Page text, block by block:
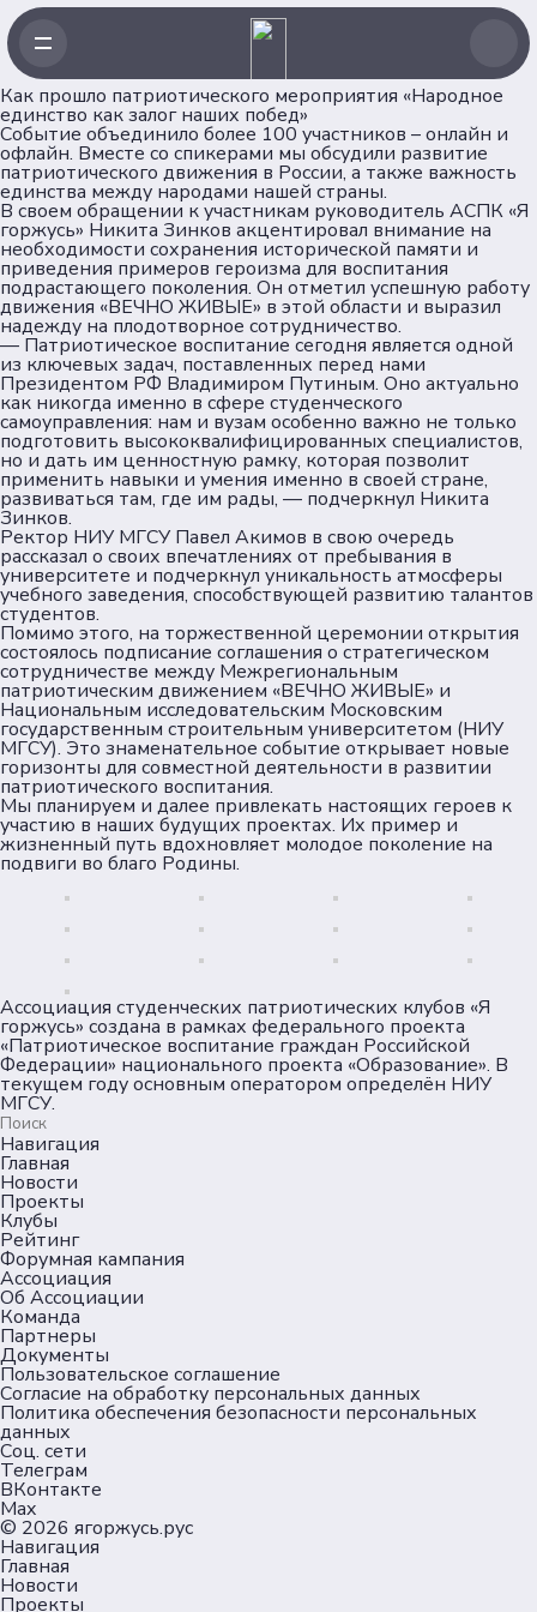
Как прошло патриотического мероприятия «Народное
единство как залог наших побед»
Событие объединило более 100 участников – онлайн и
офлайн. Вместе со спикерами мы обсудили развитие
патриотического движения в России, а также важность
единства между народами нашей страны.
В своем обращении к участникам руководитель АСПК «Я
горжусь» Никита Зинков акцентировал внимание на
необходимости сохранения исторической памяти и
приведения примеров героизма для воспитания
подрастающего поколения. Он отметил успешную работу
движения «ВЕЧНО ЖИВЫЕ» в этой области и выразил
надежду на плодотворное сотрудничество.
— Патриотическое воспитание сегодня является одной
из ключевых задач, поставленных перед нами
Президентом РФ Владимиром Путиным. Оно актуально
как никогда именно в сфере студенческого
самоуправления: нам и вузам особенно важно не только
подготовить высококвалифицированных специалистов,
но и дать им ценностную рамку, которая позволит
применить навыки и умения именно в своей стране,
развиваться там, где им рады, — подчеркнул Никита
Зинков.
Ректор НИУ МГСУ Павел Акимов в свою очередь
рассказал о своих впечатлениях от пребывания в
университете и подчеркнул уникальность атмосферы
учебного заведения, способствующей развитию талантов
студентов.
Помимо этого, на торжественной церемонии открытия
состоялось подписание соглашения о стратегическом
сотрудничестве между Межрегиональным
патриотическим движением «ВЕЧНО ЖИВЫЕ» и
Национальным исследовательским Московским
государственным строительным университетом (НИУ
МГСУ). Это знаменательное событие открывает новые
горизонты для совместной деятельности в развитии
патриотического воспитания.
Мы планируем и далее привлекать настоящих героев к
участию в наших будущих проектах. Их пример и
жизненный путь вдохновляет молодое поколение на
подвиги во благо Родины.
Ассоциация студенческих патриотических клубов «Я
горжусь» создана в рамках федерального проекта
«Патриотическое воспитание граждан Российской
Федерации» национального проекта «Образование». В
текущем году основным оператором определён НИУ
МГСУ.
Навигация
Главная
Новости
Проекты
Клубы
Рейтинг
Форумная кампания
Ассоциация
Об Ассоциации
Команда
Партнеры
Документы
Пользовательское соглашение
Согласие на обработку персональных данных
Политика обеспечения безопасности персональных
данных
Соц. сети
Телеграм
ВКонтакте
Max
© 2026 ягоржусь.рус
Навигация
Главная
Новости
Проекты